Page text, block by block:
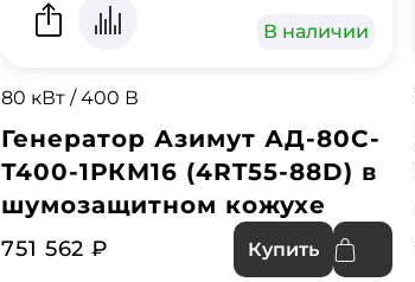
В наличии
80 кВт / 400 В
Генератор Азимут АД-80С-
Т400-1РКМ16 (4RT55-88D) в
шумозащитном кожухе
751 562 ₽ Купить